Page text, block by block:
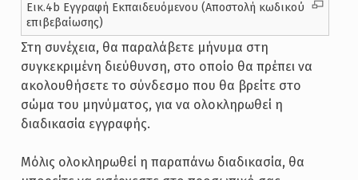
Εικ.4b Εγγραφή Εκπαιδευόμενου (Αποστολή κωδικού
επιβεβαίωσης)
Στη συνέχεια, θα παραλάβετε μήνυμα στη
συγκεκριμένη διεύθυνση, στο οποίο θα πρέπει να
ακολουθήσετε το σύνδεσμο που θα βρείτε στο
σώμα του μηνύματος, για να ολοκληρωθεί η
διαδικασία εγγραφής.
Μόλις ολοκληρωθεί η παραπάνω διαδικασία, θα